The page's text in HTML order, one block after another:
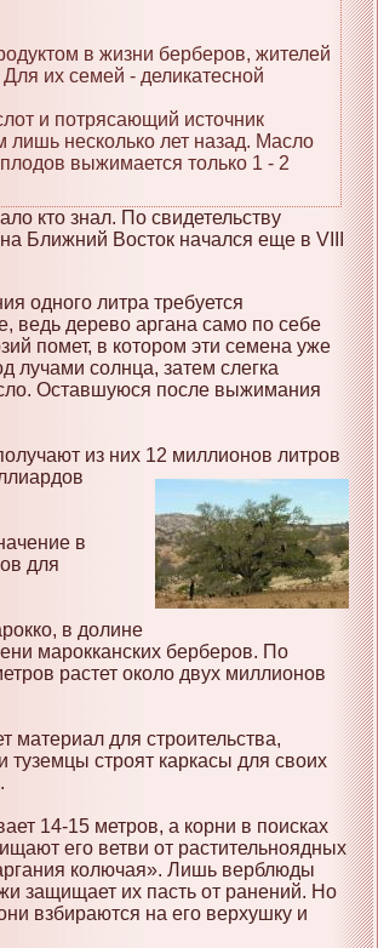
в жизни берберов, жителей
их семей - деликатесной
и потрясающий источник
лишь несколько лет назад. Масло
выжимается только 1 - 2
кто знал. По свидетельству
на Ближний Восток начался еще в VIII
одного литра требуется
ведь дерево аргана само по себе
помет, в котором эти семена уже
солнца, затем слегка
Оставшуюся после выжимания
из них 12 миллионов литров
в
для
в долине
марокканских берберов. По
растет около двух миллионов
для строительства,
строят каркасы для своих
14-15 метров, а корни в поисках
его ветви от растительноядных
колючая». Лишь верблюды
защищает их пасть от ранений. Но
взбираются на его верхушку и